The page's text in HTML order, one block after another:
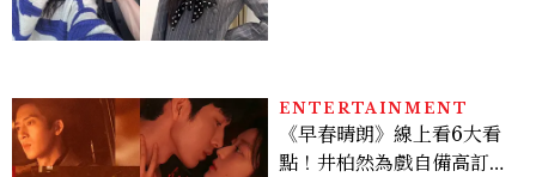
ENTERTAINMENT
《早春晴朗》線上看6大看
點！井柏然為戲自備高訂，